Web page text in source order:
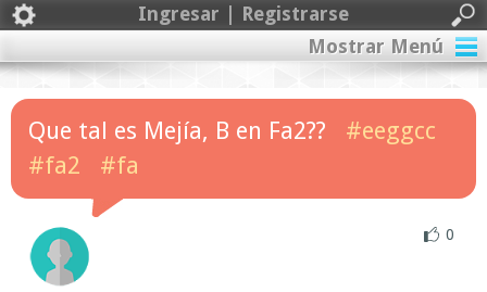
Ingresar | Registrarse
Mostrar Menú
Que tal es Mejía, B en Fa2??
#eeggcc
#fa2
#fa
0